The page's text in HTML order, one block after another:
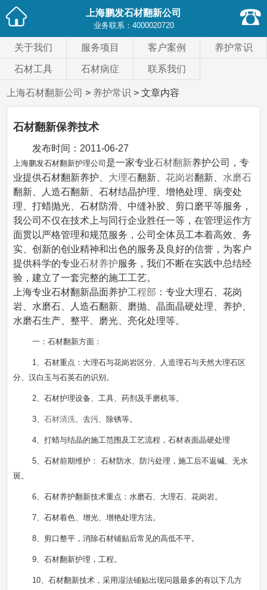
上海鹏发石材翻新公司
业务联系： 4000020720
关于我们 服务项目 客户案例 养护常识
石材工具 石材病症 联系我们
上海石材翻新公司 > 养护常识 > 文章内容
石材翻新保养技术
发布时间： 2011-06-27
上海鹏发石材翻新护理公司 是一家专业石材翻新养护公司，专
业提供石材翻新养护、 大理石翻新、花岗岩翻新、 水磨石
翻新、人造石翻新、石材结晶护理、增艳处理、病变处
理、打蜡抛光、石材防滑、中缝补胶、剪口磨平等服务，
我公司不仅在技术上与同行企业胜任一等，在管理运作方
面贯以严格管理和规范服务，公司全体员工本着高效、务
实、创新的创业精神和出色的服务及良好的信誉，为客户
提供科学的专业石材养护服务，我们不断在实践中总结经
验，建立了一套完整的施工工艺。
上海专业石材翻新晶面养护工程部 ：专业大理石、花岗
岩、水磨石、人造石翻新、磨抛、晶面晶硬处理、养护、
水磨石生产、整平、磨光、亮化处理等。
一：石材翻新方面：
1、石材重点：大理石与花岗岩区分、人造理石与天然大理石区
分、汉白玉与石英石的识别。
2、石材护理设备、工具、药剂及手磨机等。
3、石材清洗、去污、除锈等。
4、打蜡与结晶的施工范围及工艺流程，石材表面晶硬处理
5、石材前期维护： 石材防水、防污处理，施工后不返碱、无水
斑。
6、石材养护翻新技术重点：水磨石、大理石、花岗岩。
7、石材着色、增光、增艳处理方法。
8、剪口整平，消除石材铺贴后常见的高低不平。
9、石材翻新护理，工程。
10、石材翻新技术 ，采用湿法铺贴出现问题最多的有以下几方